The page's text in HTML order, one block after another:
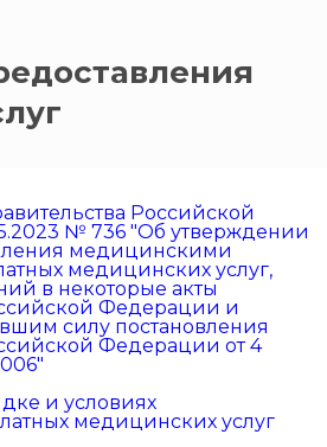
Российской
№ 736 "Об утверждении
медицинскими
медицинских услуг,
в некоторые акты
Федерации и
силу постановления
Федерации от 4
и условиях
медицинских услуг